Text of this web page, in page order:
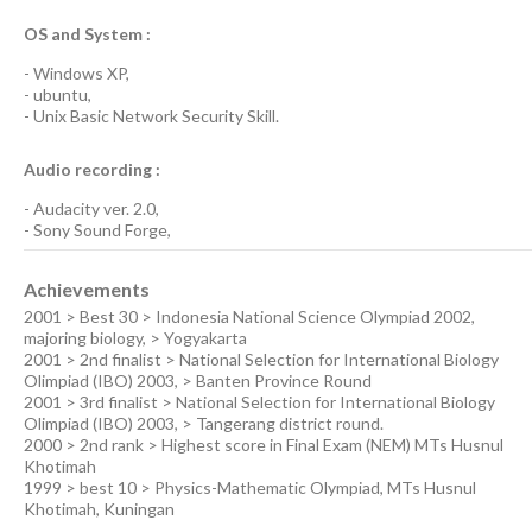
OS and System :
- Windows XP,
- ubuntu,
- Unix Basic Network SecuritySkill.
Audio recording :
- Audacity ver. 2.0,
- Sony Sound Forge,
Achievements
2001 > Best 30 > Indonesia National Science Olympiad 2002,
majoring biology, > Yogyakarta
2001 > 2nd finalist > National Selection for International Biology
Olimpiad (IBO) 2003, > Banten Province Round
2001 > 3rd finalist > National Selection for International Biology
Olimpiad (IBO) 2003, > Tangerang district round.
2000 > 2nd rank > Highest score in Final Exam (NEM) MTs Husnul
Khotimah
1999 > best 10 > Physics-Mathematic Olympiad, MTs Husnul
Khotimah, Kuningan